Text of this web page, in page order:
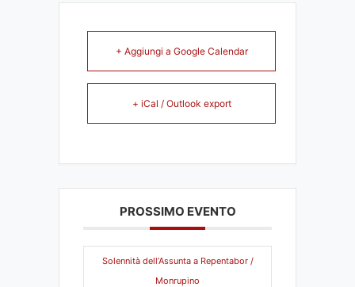
+ Aggiungi a Google Calendar
+ iCal / Outlook export
PROSSIMO EVENTO
Solennità dell’Assunta a Repentabor /
Monrupino